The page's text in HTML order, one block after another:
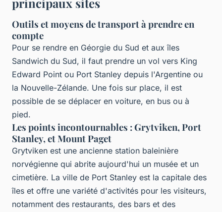
Outils et moyens de transport à prendre en
compte
Pour se rendre en Géorgie du Sud et aux îles
Sandwich du Sud, il faut prendre un vol vers King
Edward Point ou Port Stanley depuis l'Argentine ou
la Nouvelle-Zélande. Une fois sur place, il est
possible de se déplacer en voiture, en bus ou à
pied.
Les points incontournables : Grytviken, Port
Stanley, et Mount Paget
Grytviken est une ancienne station baleinière
norvégienne qui abrite aujourd'hui un musée et un
cimetière. La ville de Port Stanley est la capitale des
îles et offre une variété d'activités pour les visiteurs,
notamment des restaurants, des bars et des